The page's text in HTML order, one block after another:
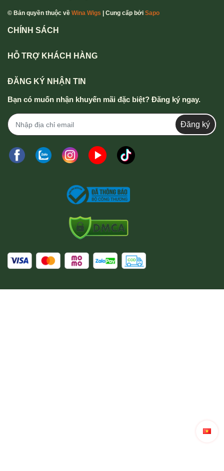
© Bản quyền thuộc về Wina Wigs | Cung cấp bởi Sapo
CHÍNH SÁCH
HỖ TRỢ KHÁCH HÀNG
ĐĂNG KÝ NHẬN TIN
Bạn có muốn nhận khuyến mãi đặc biệt? Đăng ký ngay.
Đăng ký